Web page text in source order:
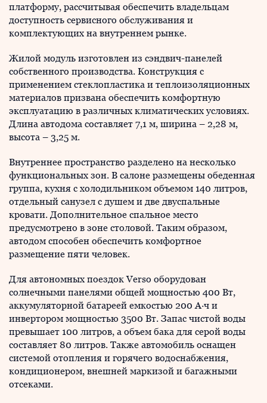
платформу, рассчитывая обеспечить владельцам
доступность сервисного обслуживания и
комплектующих на внутреннем рынке.
Жилой модуль изготовлен из сэндвич-панелей
собственного производства. Конструкция с
применением стеклопластика и теплоизоляционных
материалов призвана обеспечить комфортную
эксплуатацию в различных климатических условиях.
Длина автодома составляет 7,1 м, ширина – 2,28 м,
высота – 3,25 м.
Внутреннее пространство разделено на несколько
функциональных зон. В салоне размещены обеденная
группа, кухня с холодильником объемом 140 литров,
отдельный санузел с душем и две двуспальные
кровати. Дополнительное спальное место
предусмотрено в зоне столовой. Таким образом,
автодом способен обеспечить комфортное
размещение пяти человек.
Для автономных поездок Verso оборудован
солнечными панелями общей мощностью 400 Вт,
аккумуляторной батареей емкостью 200 А·ч и
инвертором мощностью 3500 Вт. Запас чистой воды
превышает 100 литров, а объем бака для серой воды
составляет 80 литров. Также автомобиль оснащен
системой отопления и горячего водоснабжения,
кондиционером, внешней маркизой и багажными
отсеками.